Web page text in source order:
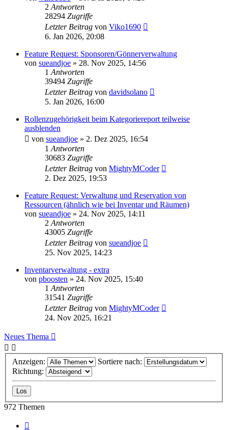
2 Antworten
28294 Zugriffe
Letzter Beitrag von Viko1690
6. Jan 2026, 20:08
Feature Request: Sponsoren/Gönnerverwaltung
von sueandjoe » 28. Nov 2025, 14:56
1 Antworten
39494 Zugriffe
Letzter Beitrag von davidsolano
5. Jan 2026, 16:00
Rollenzugehörigkeit beim Kategoriereport teilweise
ausblenden
von sueandjoe » 2. Dez 2025, 16:54
1 Antworten
30683 Zugriffe
Letzter Beitrag von MightyMCoder
2. Dez 2025, 19:53
Feature Request: Verwaltung und Reservation von
Ressourcen (ähnlich wie bei Inventar und Räumen)
von sueandjoe » 24. Nov 2025, 14:11
2 Antworten
43005 Zugriffe
Letzter Beitrag von sueandjoe
25. Nov 2025, 14:23
Inventarverwaltung - extra
von pboosten » 24. Nov 2025, 15:40
1 Antworten
31541 Zugriffe
Letzter Beitrag von MightyMCoder
24. Nov 2025, 16:21
Neues Thema
Anzeigen:
Sortiere nach:
Richtung:
972 Themen